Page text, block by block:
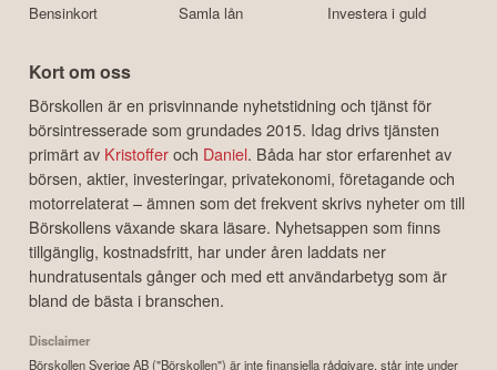
Bensinkort
Samla lån
Investera i guld
Kort om oss
Börskollen är en prisvinnande nyhetstidning och tjänst för
börsintresserade som grundades 2015. Idag drivs tjänsten
primärt av Kristofferoch Daniel. Båda har stor erfarenhet av
börsen, aktier, investeringar, privatekonomi, företagande och
motorrelaterat – ämnen som det frekvent skrivs nyheter om till
Börskollens växande skara läsare. Nyhetsappen som finns
tillgänglig, kostnadsfritt, har under åren laddats ner
hundratusentals gånger och med ett användarbetyg som är
bland de bästa i branschen.
Disclaimer
Börskollen Sverige AB ("Börskollen") är inte finansiella rådgivare, står inte under